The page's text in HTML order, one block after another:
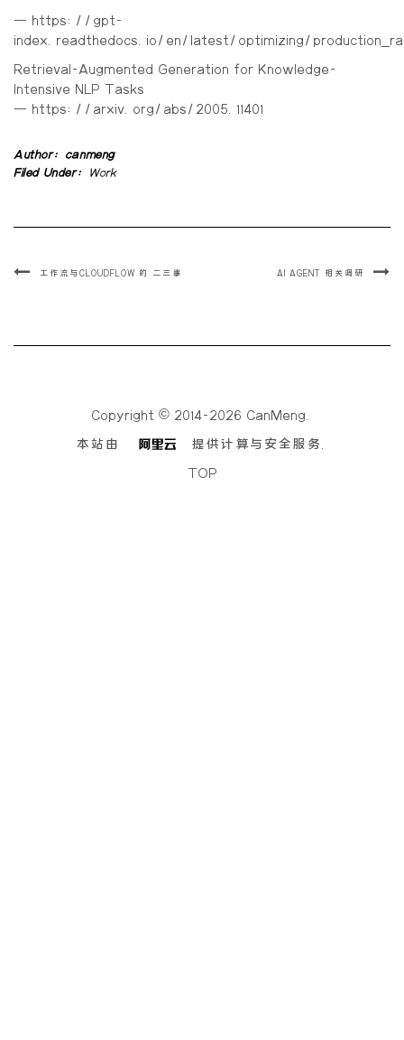
– https://gpt-
index.readthedocs.io/en/latest/optimizing/
Retrieval-Augmented Generation for Knowledge-
Intensive NLP Tasks
– https://arxiv.org/abs/2005.11401
Author: canmeng
Filed Under:
Work
工作流与CLOUDFLOW 的 二三事 AI AGENT 相关调研
Copyright © 2014-2026 CanMeng.
本站由
提供计算与安全服务.
TOP